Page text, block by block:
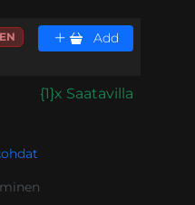
Add
{1}x Saatavilla